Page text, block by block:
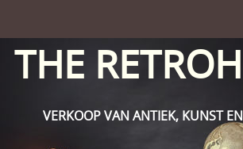
THE
VERKOOP VAN ANTIEK, KUNST